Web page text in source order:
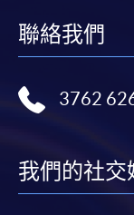
聯絡我們
3762
我們的社交